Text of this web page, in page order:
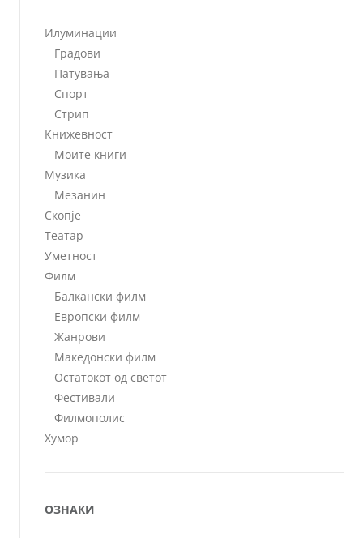
Илуминации
Градови
Патувања
Спорт
Стрип
Книжевност
Моите книги
Музика
Мезанин
Скопје
Театар
Уметност
Филм
Балкански филм
Европски филм
Жанрови
Македонски филм
Остатокот од светот
Фестивали
Филмополис
Хумор
ОЗНАКИ